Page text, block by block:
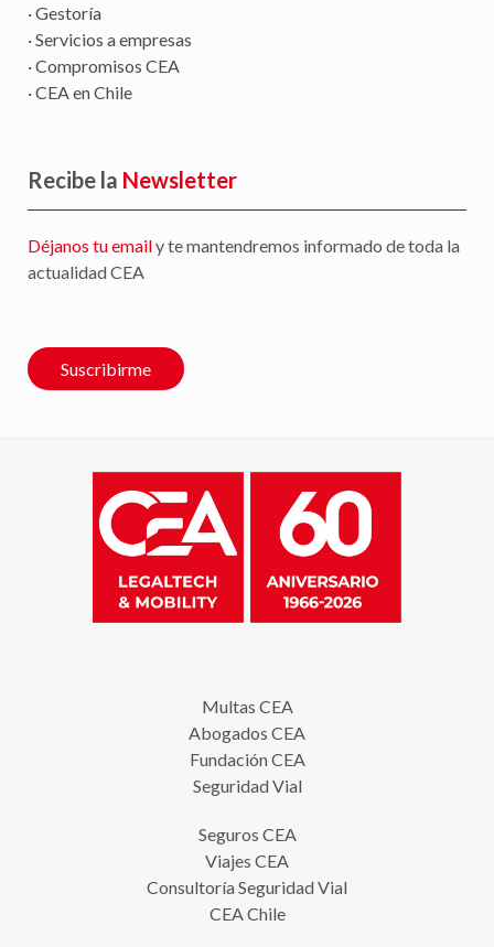
· Gestoría
· Servicios a empresas
· Compromisos CEA
· CEA en Chile
Recibe la Newsletter
Déjanos tu emaily te mantendremos informado de toda la
actualidad CEA
Suscribirme
Multas CEA
Abogados CEA
Fundación CEA
Seguridad Vial
Seguros CEA
Viajes CEA
Consultoría Seguridad Vial
CEA Chile